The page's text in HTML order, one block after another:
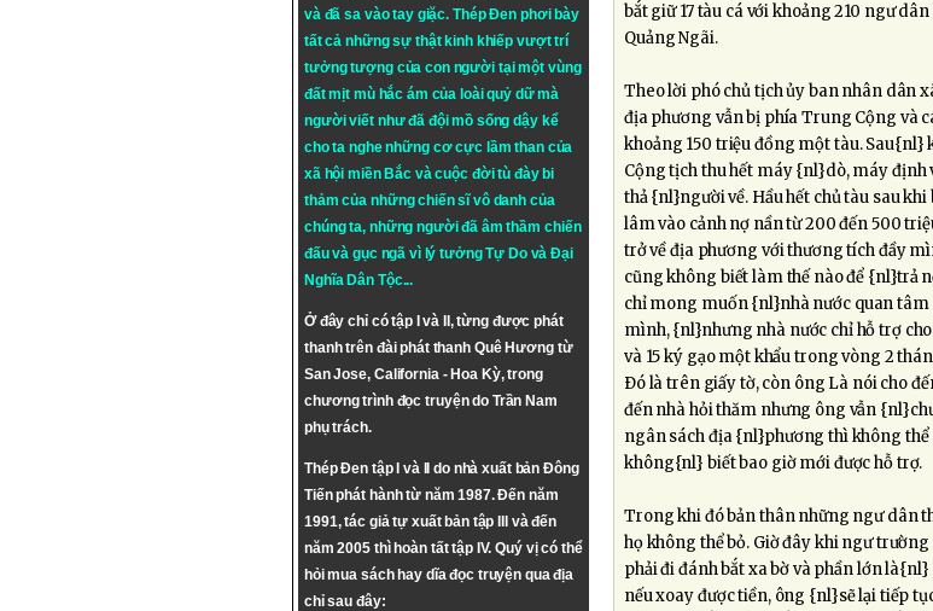
và đã sa vào tay giặc. Thép Đen phơi bày
tất cả những sự thật kinh khiếp vượt trí
tưởng tượng của con người tại một vùng
đất mịt mù hắc ám của loài quỷ dữ mà
người viết như đã đội mồ sống dậy kể
cho ta nghe những cơ cực lầm than của
xã hội miền Bắc và cuộc đời tù đày bi
thảm của những chiến sĩ vô danh của
chúng ta, những người đã âm thầm chiến
đấu và gục ngã vì lý tưởngTự DovàĐại
Nghĩa Dân Tộc...
Ở đây chỉ có tập I và II, từng được phát
thanh trên đài phát thanh Quê Hương từ
San Jose, California - Hoa Kỳ, trong
chương trình đọc truyện do Trần Nam
phụ trách.
Thép Đen tập I và II do nhà xuất bản Đông
Tiến phát hành từ năm 1987. Đến năm
1991, tác giả tự xuất bản tập III và đến
năm 2005 thì hoàn tất tập IV. Quý vị có thể
hỏi mua sách hay dĩa đọc truyện qua địa
chỉ sau đây:
bắt giữ 17 tàu cá với khoảng 210 ngư
Quảng Ngãi.
Theo lời phó chủ tịch ủy ban nhân dân
địa phương vẫn bị phía Trung Cộng và
khoảng 150 triệu đồng một tàu.
Cộng tịch thu hết máy {nl}dò, máy
thả {nl}người về. Hầu hết chủ tàu sau
lâm vào cảnh nợ nần từ 200 đến 500
trở về địa phương với thương tích đầy
cũng không biết làm thế nào để {nl}trả
chỉ mong muốn {nl}nhà nước quan tâm
mình, {nl}nhưng nhà nước chỉ hỗ trợ
và 15 ký gạo một khẩu trong vòng 2
Ðó là trên giấy tờ, còn ông Là nói cho
đến nhà hỏi thăm nhưng ông vẫn
ngân sách địa {nl}phương thì không
không{nl} biết bao giờ mới được hỗ trợ.
Trong khi đó bản thân những ngư dân
họ không thể bỏ. Giờ đây khi ngư
phải đi đánh bắt xa bờ và phần lớn
nếu xoay được tiền, ông {nl}sẽ lại tiếp